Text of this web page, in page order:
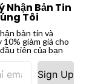
Nhận Bản Tin
Tôi
bản tin và
10% giảm giá cho
tiên của bạn
Sign Up